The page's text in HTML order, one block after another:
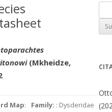
RASTER
(Mkheidze,
Map: Family: : Dysderidae